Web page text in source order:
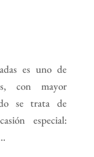
es uno de
con mayor
se trata de
especial: